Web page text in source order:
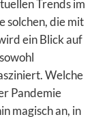
Trends im
solchen, die mit
ein Blick auf
Welche
Pandemie
magisch an, in